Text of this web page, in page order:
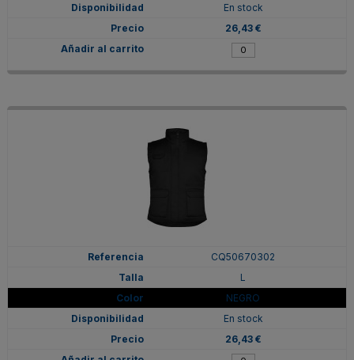
En stock
26,43 €
CQ50670302
L
NEGRO
En stock
26,43 €